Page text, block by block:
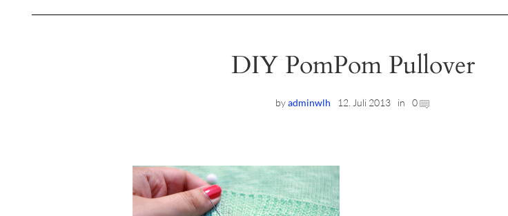
DIY PomPom Pullover
byadminwlh 12. Juli 2013 in 0